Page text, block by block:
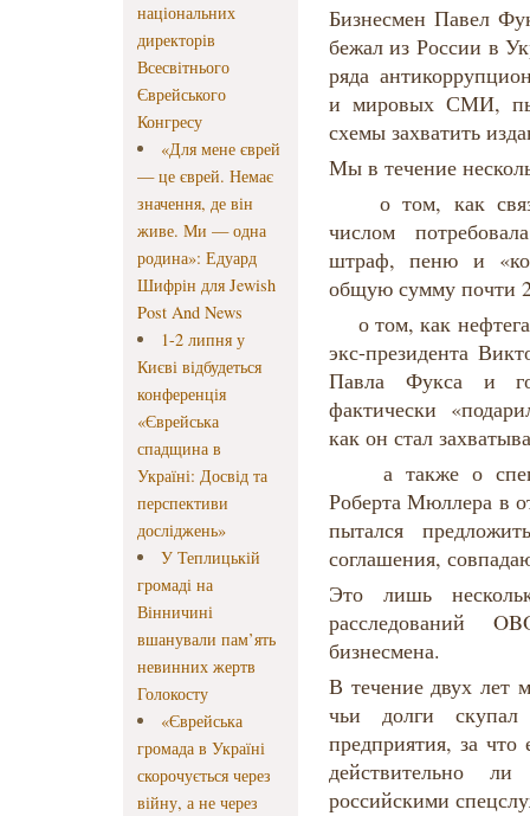
національних
директорів
Всесвітнього
Єврейського
Конгресу
«Для мене єврей
— це єврей. Немає
значення, де він
живе. Ми — одна
родина»: Едуард
Шифрін для Jewish
Post And News
1-2 липня у
Києві відбудеться
конференція
«Єврейська
спадщина в
Україні: Досвід та
перспективи
досліджень»
У Теплицькій
громаді на
Вінничині
вшанували пам’ять
невинних жертв
Голокосту
«Єврейська
громада в Україні
скорочується через
війну, а не через
Бизнесмен Павел
бежал из России в
ряда
и мировых СМИ,
схемы захватить
Мы в течение
о том, как
числом
штраф, пеню и
общую сумму почти
о том, как
экс-президента
Павла Фукса и
фактически
как он стал
а также о
Роберта Мюллера в
пытался
соглашения,
Это лишь
расследований
бизнесмена.
В течение двух лет
чьи долги
предприятия, за что
действительно
российскими